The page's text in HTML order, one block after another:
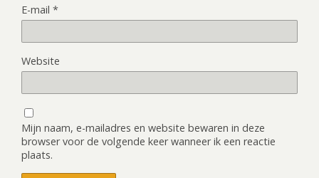
E-mail *
Website
Mijn naam, e-mailadres en website bewaren in deze
browser voor de volgende keer wanneer ik een reactie
plaats.